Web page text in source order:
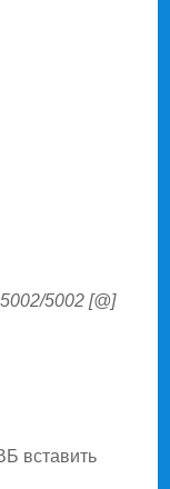
5002 [@]
вставить